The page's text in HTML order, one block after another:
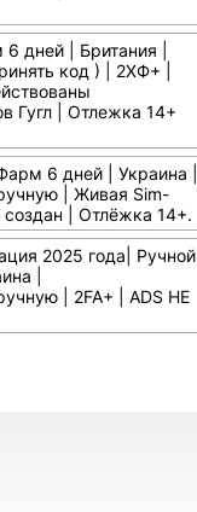
дней | Британия |
код ) | 2ХФ+ |
Гугл | Отлежка 14+
6 дней | Украина |
| Живая Sim-
создан | Отлёжка 14+.
2025 года| Ручной
|
| 2FA+ | ADS НЕ